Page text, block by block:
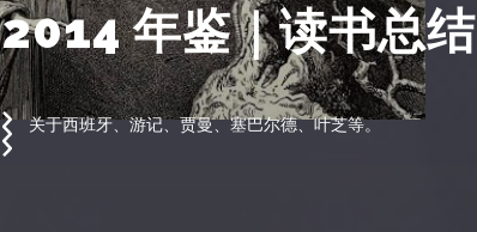
2014 年鉴｜读书总结
关于西班牙、游记、贾曼、塞巴尔德、叶芝等。